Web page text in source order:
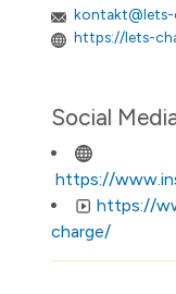
kontakt@lets-
https://lets-
Social
https://
https://
charge/